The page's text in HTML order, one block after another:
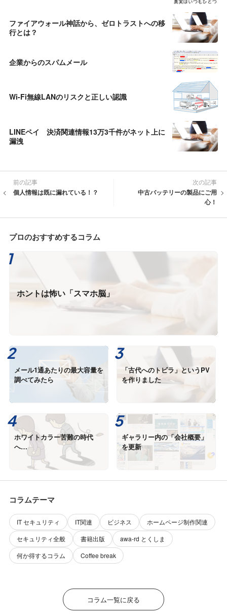
ファイアウォール神話から、ゼロトラストへの移
行とは？
企業からのスパムメール
Wi-Fi無線LANのリスクと正しい認識
LINEペイ 決済関連情報13万3千件がネット上に
漏洩
前の記事
個人情報は既に漏れている！？
次の記事
中古バッテリーの製品にご用
心！
プロのおすすめするコラム
ホントは怖い「スマホ脳」
メール1通あたりの最大容量を
調べてみたら
「古代へのトビラ」というPV
を作りました
ホワイトカラー苦難の時代
へ…
ギャラリー内の「会社概要」
を更新
コラムテーマ
IT セキュリティ IT関連 ビジネス
ホームページ制作関連
セキュリティ全般
書籍出版
awa-rd とくしま
何か得するコラム
Coffee break
コラム一覧に戻る